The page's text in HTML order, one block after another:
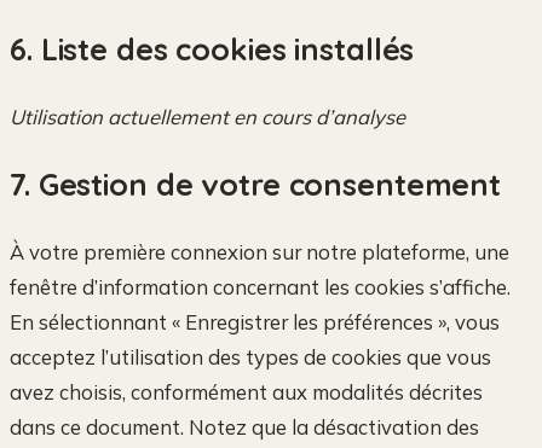
6. Liste des cookies installés
Utilisation actuellement en cours d’analyse
7. Gestion de votre consentement
À votre première connexion sur notre plateforme, une
fenêtre d’information concernant les cookies s’affiche.
En sélectionnant « Enregistrer les préférences », vous
acceptez l’utilisation des types de cookies que vous
avez choisis, conformément aux modalités décrites
dans ce document. Notez que la désactivation des